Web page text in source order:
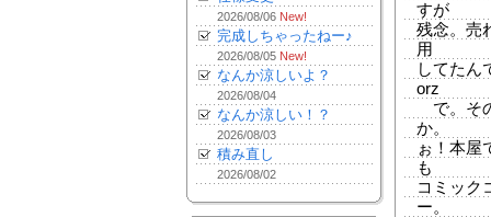
2026/08/06 New!
完成しちゃったねー♪
2026/08/05 New!
なんか涼しいよ？
2026/08/04
なんか涼しい！？
2026/08/03
積み直し
2026/08/02
すが
残念。売
用
してたん
orz
で。そ
か。
ぉ！本屋
も
コミック
ー。